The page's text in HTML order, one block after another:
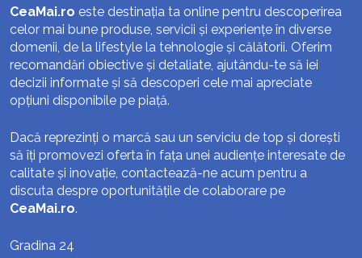
CeaMai.ro este destinația ta online pentru descoperirea
celor mai bune produse, servicii și experiențe în diverse
domenii, de la lifestyle la tehnologie și călătorii. Oferim
recomandări obiective și detaliate, ajutându-te să iei
decizii informate și să descoperi cele mai apreciate
opțiuni disponibile pe piață.
Dacă reprezinți o marcă sau un serviciu de top și dorești
să îți promovezi oferta în fața unei audiențe interesate de
calitate și inovație, contactează-ne acum pentru a
discuta despre oportunitățile de colaborare pe
CeaMai.ro.
Gradina 24